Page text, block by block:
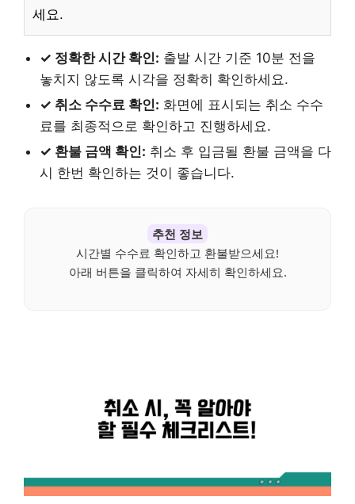
세요.
✓ 정확한 시간 확인: 출발 시간 기준 10분 전을
놓치지 않도록 시각을 정확히 확인하세요.
✓ 취소 수수료 확인: 화면에 표시되는 취소 수수
료를 최종적으로 확인하고 진행하세요.
✓ 환불 금액 확인: 취소 후 입금될 환불 금액을 다
시 한번 확인하는 것이 좋습니다.
추천 정보
시간별 수수료 확인하고 환불받으세요!
아래 버튼을 클릭하여 자세히 확인하세요.